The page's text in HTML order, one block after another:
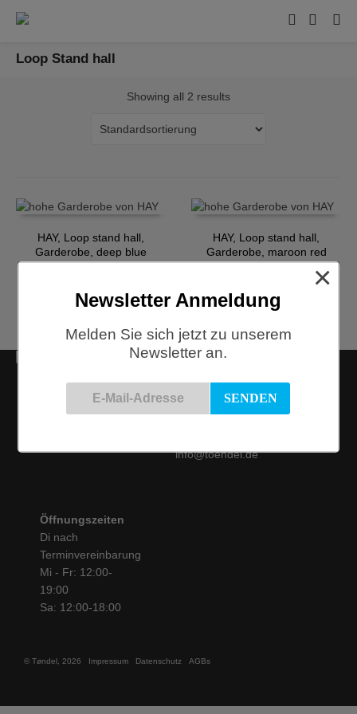
Loop Stand hall
Showing all 2 results
HAY, Loop stand hall,
Garderobe, deep blue
HAY, Loop stand hall,
Garderobe, maroon red
Siemensstraße 9
50825 Köln
info@toendel.de
Öffnungszeiten
Di nach
Terminvereinbarung
Mi - Fr: 12:00-
19:00
Sa: 12:00-18:00
© Tøndel, 2026 Impressum Datenschutz AGBs
Newsletter Anmeldung
Melden Sie sich jetzt zu unserem
Newsletter an.
×